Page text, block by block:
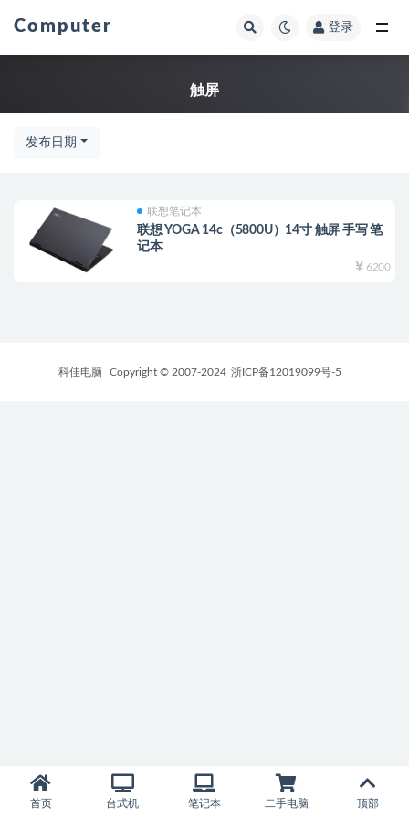
Computer 登录
触屏
发布日期
联想笔记本
联想 YOGA 14c（5800U）14寸 触屏 手写 笔
记本
6200
科佳电脑 Copyright © 2007-2024 浙ICP备12019099号-5
首页 台式机 笔记本 二手电脑 顶部